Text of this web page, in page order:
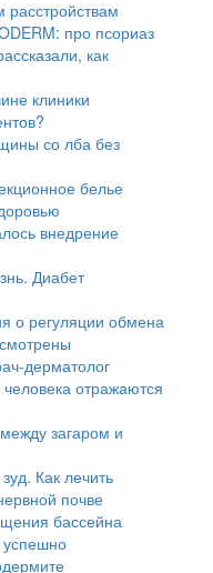
расстройствам
про псориаз
как
клиники
со лба без
белье
внедрение
Диабет
о регуляции обмена
дерматолог
отражаются
загаром и
Как лечить
почве
бассейна